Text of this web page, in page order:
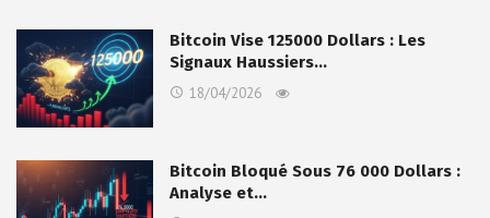
Bitcoin Vise 125000 Dollars : Les
Signaux Haussiers…
18/04/2026
Bitcoin Bloqué Sous 76 000 Dollars :
Analyse et…